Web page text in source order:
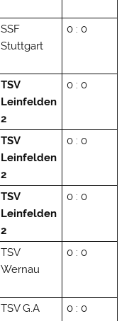
SSF
Stuttgart
0 : 0
TSV
Leinfelden
2
0 : 0
TSV
Leinfelden
2
0 : 0
TSV
Leinfelden
2
0 : 0
TSV
Wernau
0 : 0
TSV G.A
0 : 0